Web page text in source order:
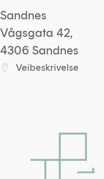
Sandnes
Vågsgata 42,
4306 Sandnes
Lenke til
Veibeskrivelse